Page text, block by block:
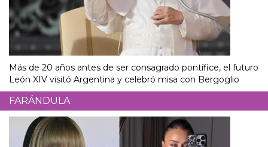
Más de 20 años antes de ser consagrado pontífice, el futuro
León XIV visitó Argentina y celebró misa con Bergoglio
FARÁNDULA